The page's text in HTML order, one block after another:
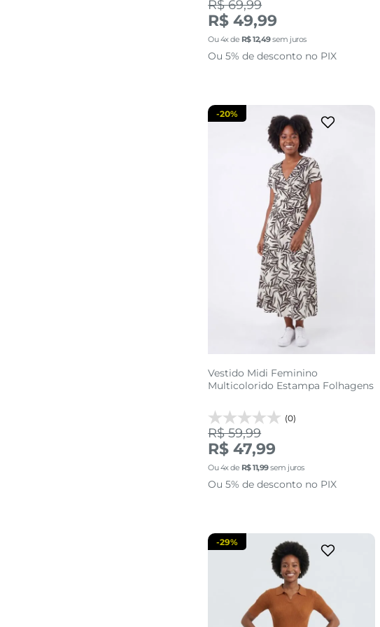
R$ 69,99
R$ 49,99
Ou4x de R$12,49sem juros
Ou 5% de desconto no PIX
P
adicionar a sacola
Vestido Midi Feminino
Multicolorido Estampa Folhagens
(0)
-20%
R$ 59,99
R$ 47,99
Ou4x de R$11,99sem juros
Ou 5% de desconto no PIX
adicionar a sacola
-29%